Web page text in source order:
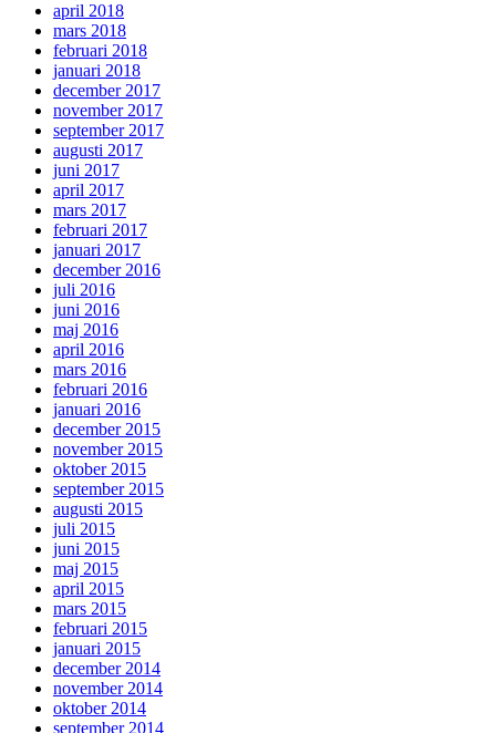
april 2018
mars 2018
februari 2018
januari 2018
december 2017
november 2017
september 2017
augusti 2017
juni 2017
april 2017
mars 2017
februari 2017
januari 2017
december 2016
juli 2016
juni 2016
maj 2016
april 2016
mars 2016
februari 2016
januari 2016
december 2015
november 2015
oktober 2015
september 2015
augusti 2015
juli 2015
juni 2015
maj 2015
april 2015
mars 2015
februari 2015
januari 2015
december 2014
november 2014
oktober 2014
september 2014